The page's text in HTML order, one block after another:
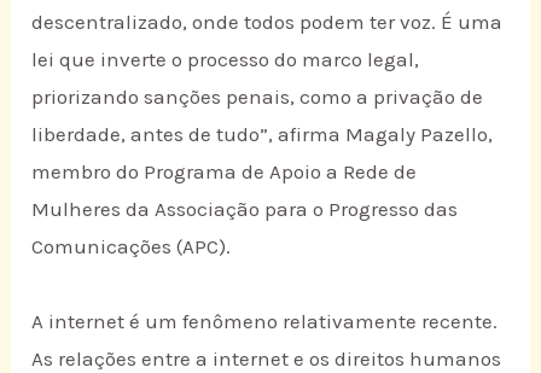
descentralizado, onde todos podem ter voz. É uma
lei que inverte o processo do marco legal,
priorizando sanções penais, como a privação de
liberdade, antes de tudo”, afirma Magaly Pazello,
membro do Programa de Apoio a Rede de
Mulheres da Associação para o Progresso das
Comunicações (APC).
A internet é um fenômeno relativamente recente.
As relações entre a internet e os direitos humanos